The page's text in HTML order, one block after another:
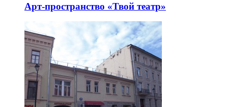
Арт-пространство «Твой театр»